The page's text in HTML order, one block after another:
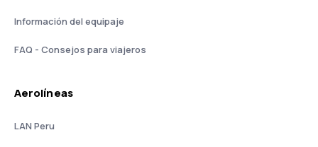
Información del equipaje
FAQ - Consejos para viajeros
Aerolíneas
LAN Peru